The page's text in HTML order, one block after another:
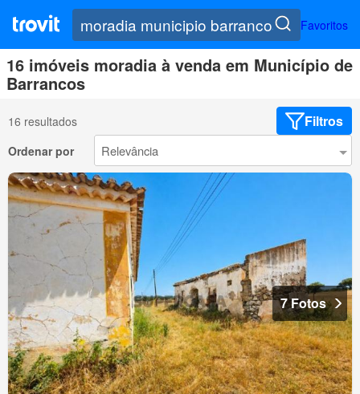
Favoritos
16 imóveis moradia à venda em Município de
Barrancos
16 resultados Filtros
Ordenar por
7 Fotos